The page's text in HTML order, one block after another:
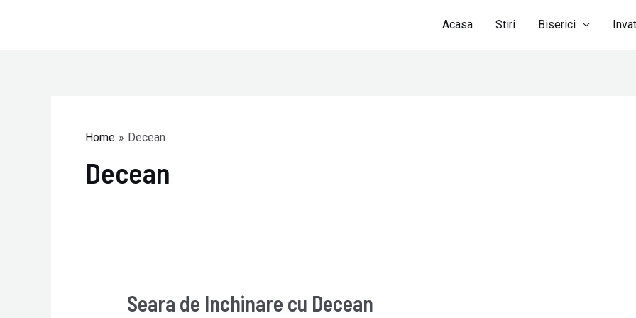
Acasa Stiri Biserici
Home Decean
Decean
Seara de Inchinare cu Decean
Seara